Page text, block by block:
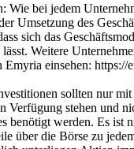
Wie bei jedem
Umsetzung des
sich das
Weitere
Emyria einsehen: https://
sollten nur
Verfügung stehen und
benötigt werden. Es ist
über die Börse zu